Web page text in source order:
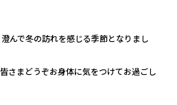
んで冬の訪れを感じる季節となりまし
さまどうぞお身体に気をつけてお過ごし